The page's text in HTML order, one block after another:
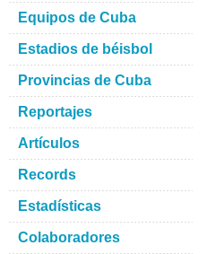
Equipos de Cuba
Estadios de béisbol
Provincias de Cuba
Reportajes
Artículos
Records
Estadísticas
Colaboradores